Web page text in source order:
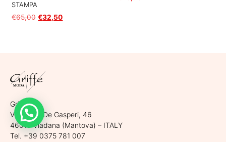
STAMPA
€65,00 €32,50
Griffe srl
Via Largo De Gasperi, 46
46019 Viadana (Mantova) – ITALY
Tel. +39 0375 781 007